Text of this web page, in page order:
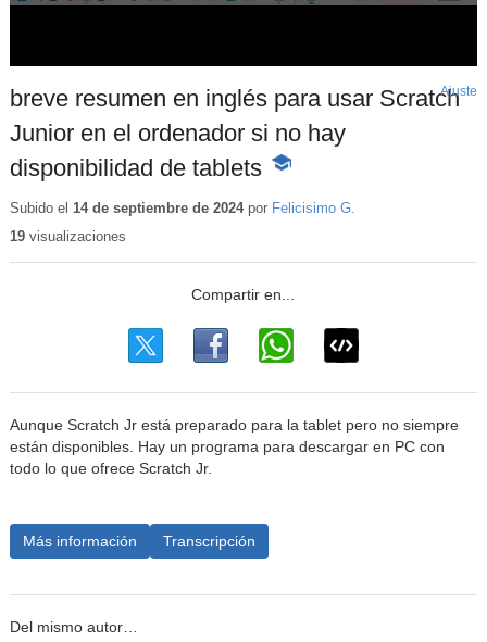
breve resumen en inglés para usar Scratch
Junior en el ordenador si no hay
disponibilidad de tablets -
educativo
Ajuste
Subido el 14 de septiembre de 2024por Felicisimo G.
19visualizaciones
Aunque Scratch Jr está preparado para la tablet pero no siempre
están disponibles. Hay un programa para descargar en PC con
todo lo que ofrece Scratch Jr.
Más información Transcripción
Del mismo autor…